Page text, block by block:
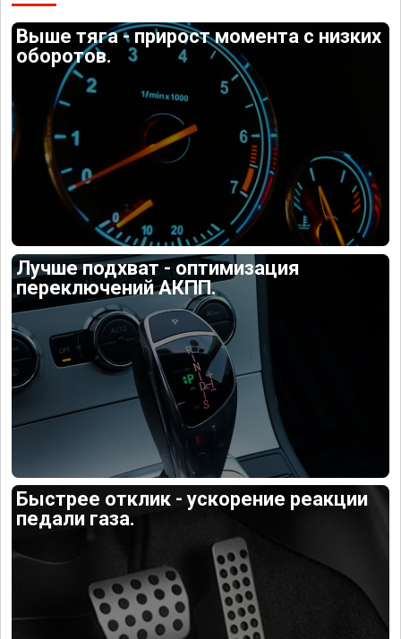
Выше тяга - прирост момента с низких
оборотов.
Лучше подхват - оптимизация
переключений АКПП.
Быстрее отклик - ускорение реакции
педали газа.